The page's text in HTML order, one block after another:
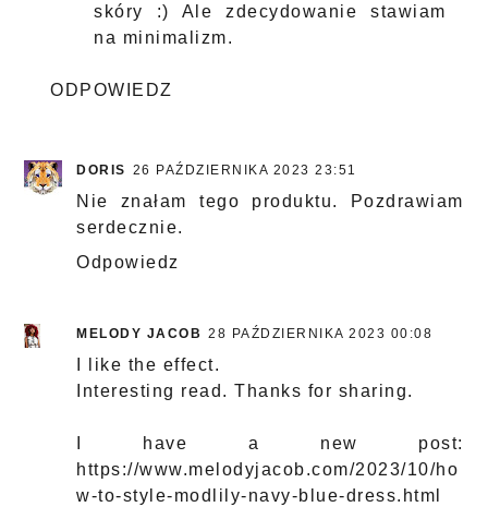
skóry :) Ale zdecydowanie stawiam
na minimalizm.
ODPOWIEDZ
DORIS 26 PAŹDZIERNIKA 2023 23:51
Nie znałam tego produktu. Pozdrawiam
serdecznie.
Odpowiedz
MELODY JACOB 28 PAŹDZIERNIKA 2023 00:08
I like the effect.
Interesting read. Thanks for sharing.
I have a new post:
https://www.melodyjacob.com/2023/10/ho
w-to-style-modlily-navy-blue-dress.html